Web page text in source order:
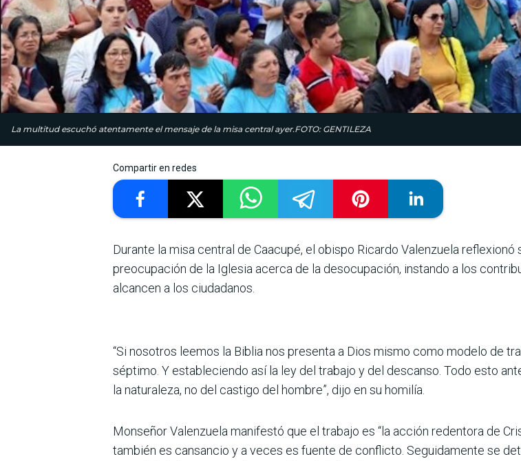
La multitud escuchó atentamente el mensaje de la misa central ayer.FOTO: GENTILEZA
Compartir en redes
Durante la misa central de Caacupé, el obispo Ricardo Valenzuela
preocupación de la Iglesia acerca de la desocupa­ción, instando a los
alcan­cen a los ciudadanos.
“Si nosotros leemos la Biblia nos presenta a Dios mismo como modelo de
séptimo. Y esta­bleciendo así la ley del trabajo y del descanso. Todo esto
la natu­raleza, no del castigo del hom­bre”, dijo en su homilía.
Monseñor Valenzuela mani­festó que el trabajo es “la acción redentora de
también es cansancio y a veces es fuente de conflicto. Seguidamente se